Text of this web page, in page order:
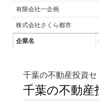
有限会社一企画
株式会社さくら都市
企業名
千葉の不動産投資
千葉の不動産